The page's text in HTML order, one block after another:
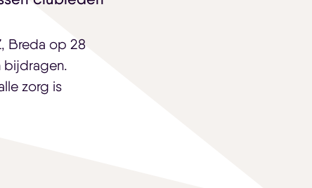
Breda op 28
bijdragen.
zorg is